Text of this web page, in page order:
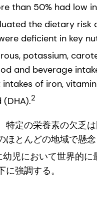
than 50% had low
the dietary risk
deficient in key
potassium,
and beverage
of iron,
2
特定の栄養素の欠乏
ほとんどの地域で懸
児において世界的に
強調する。